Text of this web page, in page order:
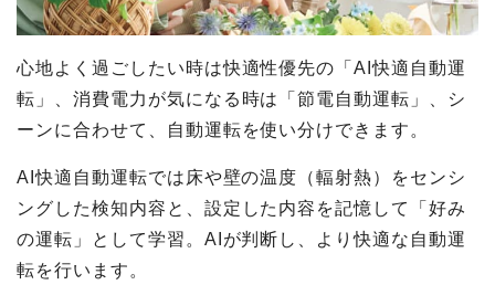
心地よく過ごしたい時は快適性優先の「AI快適自動運
転」、消費電力が気になる時は「節電自動運転」、シ
ーンに合わせて、自動運転を使い分けできます。
AI快適自動運転では床や壁の温度（輻射熱）をセンシ
ングした検知内容と、設定した内容を記憶して「好み
の運転」として学習。AIが判断し、より快適な自動運
転を行います。